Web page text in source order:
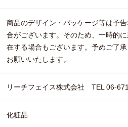
商品のデザイン・パッケージ等は予
合がございます。そのため、一時的
在する場合もございます。予めご了
お願いいたします。
リーチフェイス株式会社 TEL 06-
化粧品